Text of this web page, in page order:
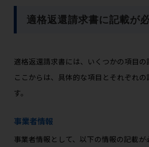
適格返還請求書に記載が
適格返還請求書には、いくつかの項目の
ここからは、具体的な項目とそれぞれ
す。
事業者情報
事業者情報として、以下の情報の記載が